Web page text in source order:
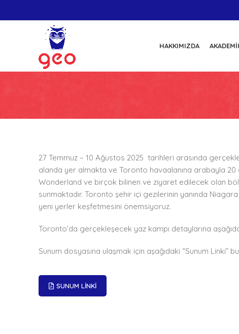
HAKKIMIZDA
27 Temmuz – 10 Ağustos 2025 tarihleri arasında
alanda yer almakta ve Toronto havaalanına arabayla 20
Wonderland ve birçok bilinen ve ziyaret edilecek olan
sunmaktadır. Toronto şehir içi gezilerinin yanında
yeni yerler keşfetmesini önemsiyoruz.
Toronto’da gerçekleşecek yaz kampı detaylarına
Sunum dosyasına ulaşmak için aşağıdaki “Sunum
SUNUM LINKI